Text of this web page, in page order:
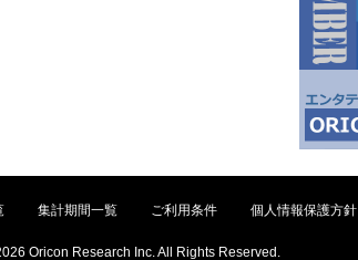
集計期間一覧 ご利用条件 個人情報保護方針
Oricon Research Inc. All Rights Reserved.